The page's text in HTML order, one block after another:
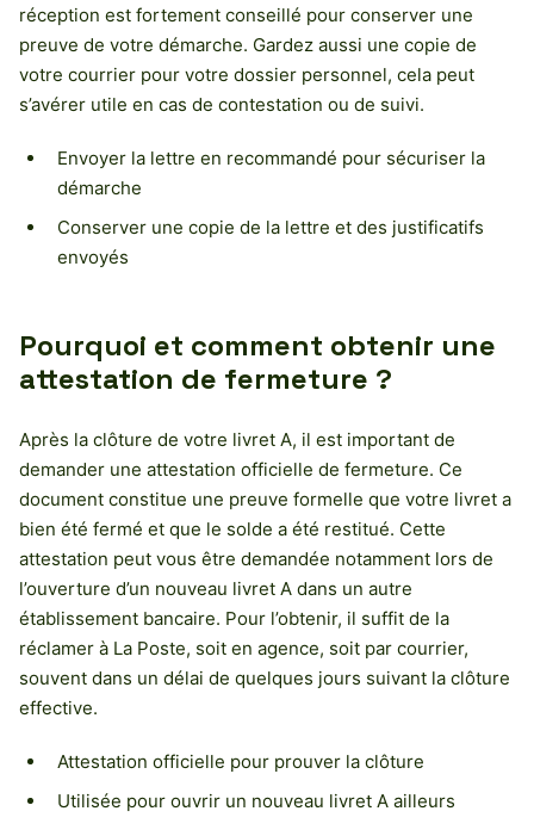
réception est fortement conseillé pour conserver une
preuve de votre démarche. Gardez aussi une copie de
votre courrier pour votre dossier personnel, cela peut
s’avérer utile en cas de contestation ou de suivi.
Envoyer la lettre en recommandé pour sécuriser la
démarche
Conserver une copie de la lettre et des justificatifs
envoyés
Pourquoi et comment obtenir une
attestation de fermeture ?
Après la clôture de votre livret A, il est important de
demander une attestation officielle de fermeture. Ce
document constitue une preuve formelle que votre livret a
bien été fermé et que le solde a été restitué. Cette
attestation peut vous être demandée notamment lors de
l’ouverture d’un nouveau livret A dans un autre
établissement bancaire. Pour l’obtenir, il suffit de la
réclamer à La Poste, soit en agence, soit par courrier,
souvent dans un délai de quelques jours suivant la clôture
effective.
Attestation officielle pour prouver la clôture
Utilisée pour ouvrir un nouveau livret A ailleurs